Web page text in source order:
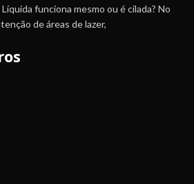
funciona mesmo ou é cilada? No
de áreas de lazer,